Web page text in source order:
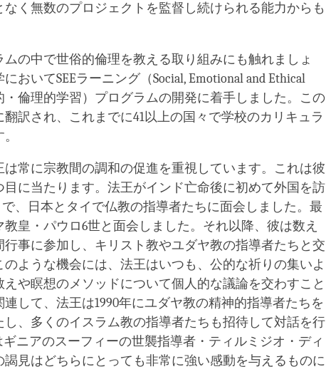
なく無数のプロジェクトを監督し続けられる能力からも
の中で世俗的倫理を教える取り組みにも触れましょ
おいてSEEラーニング（Social, Emotional and Ethical
・倫理的学習）プログラムの開発に着手しました。この
訳され、これまでに41以上の国々で学校のカリキュラ
は常に宗教間の調和の促進を重視しています。これは彼
に当たります。法王がインド亡命後に初めて外国を訪
で、日本とタイで仏教の指導者たちに面会しました。最
皇・パウロ6世と面会しました。それ以降、彼は数え
事に参加し、キリスト教やユダヤ教の指導者たちと交
ような機会には、法王はいつも、公的な祈りの集いよ
えや瞑想のメソッドについて個人的な議論を交わすこと
して、法王は1990年にユダヤ教の精神的指導者たちを
し、多くのイスラム教の指導者たちも招待して対話を行
ギニアのスーフィーの世襲指導者・ティルミジオ・ディ
見はどちらにとっても非常に強い感動を与えるものに